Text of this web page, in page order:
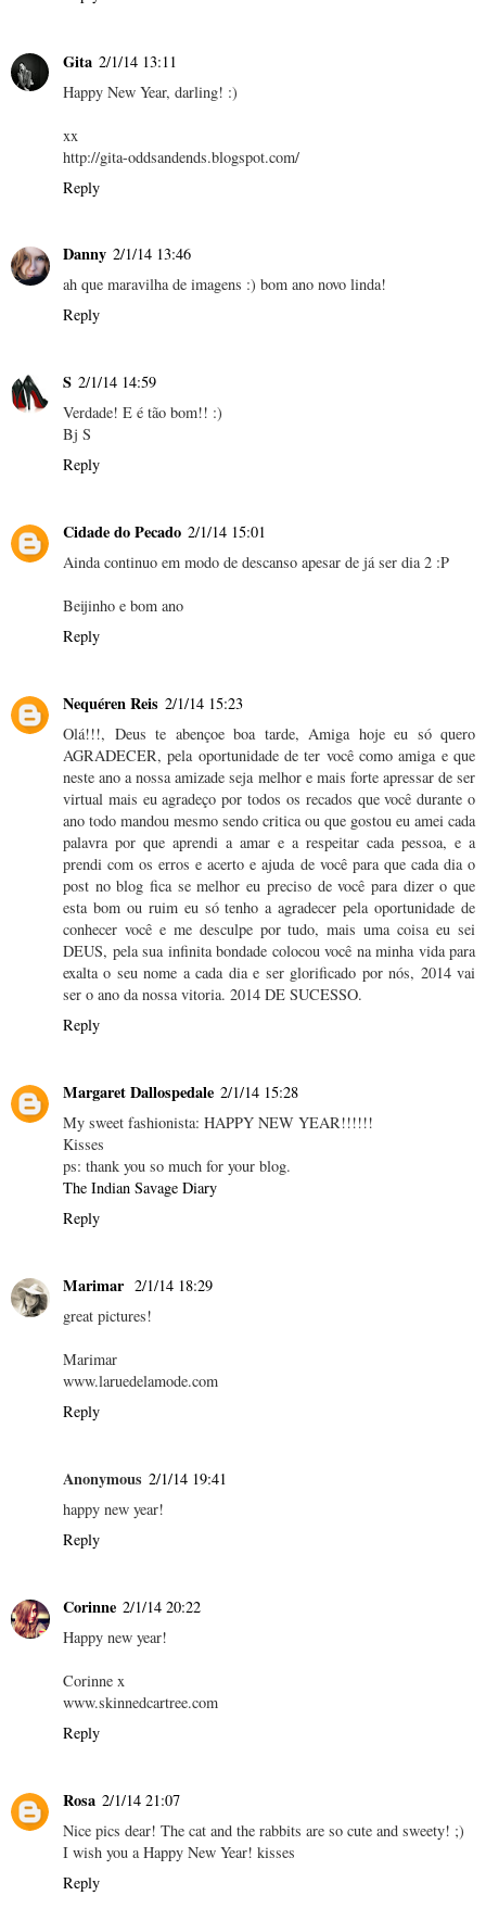
Gita 2/1/14 13:11
Happy New Year, darling! :)
xx
http://gita-oddsandends.blogspot.com/
Reply
Danny 2/1/14 13:46
ah que maravilha de imagens :) bom ano novo linda!
Reply
S 2/1/14 14:59
Verdade! E é tão bom!! :)
Bj S
Reply
Cidade do Pecado 2/1/14 15:01
Ainda continuo em modo de descanso apesar de já ser dia 2 :P
Beijinho e bom ano
Reply
Nequéren Reis 2/1/14 15:23
Olá!!!, Deus te abençoe boa tarde, Amiga hoje eu só quero
AGRADECER, pela oportunidade de ter você como amiga e que
neste ano a nossa amizade seja melhor e mais forte apressar de ser
virtual mais eu agradeço por todos os recados que você durante o
ano todo mandou mesmo sendo critica ou que gostou eu amei cada
palavra por que aprendi a amar e a respeitar cada pessoa, e a
prendi com os erros e acerto e ajuda de você para que cada dia o
post no blog fica se melhor eu preciso de você para dizer o que
esta bom ou ruim eu só tenho a agradecer pela oportunidade de
conhecer você e me desculpe por tudo, mais uma coisa eu sei
DEUS, pela sua infinita bondade colocou você na minha vida para
exalta o seu nome a cada dia e ser glorificado por nós, 2014 vai
ser o ano da nossa vitoria. 2014 DE SUCESSO.
Reply
Margaret Dallospedale 2/1/14 15:28
My sweet fashionista: HAPPY NEW YEAR!!!!!!
Kisses
ps: thank you so much for your blog.
The Indian Savage Diary
Reply
Marimar 2/1/14 18:29
great pictures!
Marimar
www.laruedelamode.com
Reply
Anonymous 2/1/14 19:41
happy new year!
Reply
Corinne 2/1/14 20:22
Happy new year!
Corinne x
www.skinnedcartree.com
Reply
Rosa 2/1/14 21:07
Nice pics dear! The cat and the rabbits are so cute and sweety! ;)
I wish you a Happy New Year! kisses
Reply